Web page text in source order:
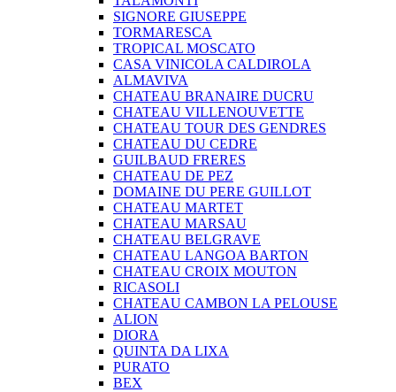
SIGNORE GIUSEPPE
TORMARESCA
TROPICAL MOSCATO
CASA VINICOLA CALDIROLA
ALMAVIVA
CHATEAU BRANAIRE DUCRU
CHATEAU VILLENOUVETTE
CHATEAU TOUR DES GENDRES
CHATEAU DU CEDRE
GUILBAUD FRERES
CHATEAU DE PEZ
DOMAINE DU PERE GUILLOT
CHATEAU MARTET
CHATEAU MARSAU
CHATEAU BELGRAVE
CHATEAU LANGOA BARTON
CHATEAU CROIX MOUTON
RICASOLI
CHATEAU CAMBON LA PELOUSE
ALION
DIORA
QUINTA DA LIXA
PURATO
BEX